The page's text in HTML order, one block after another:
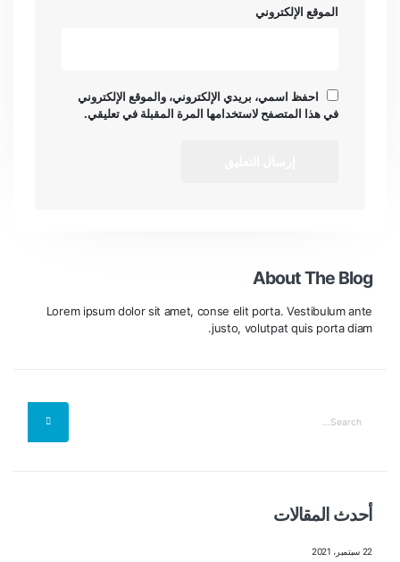
الموقع الإلكتروني
احفظ اسمي، بريدي الإلكتروني، والموقع الإلكتروني
في هذا المتصفح لاستخدامها المرة المقبلة في تعليقي.
About The Blog
Lorem ipsum dolor sit amet, conse elit porta. Vestibulum ante
justo, volutpat quis porta diam.
أحدث المقالات
22 سبتمبر، 2021